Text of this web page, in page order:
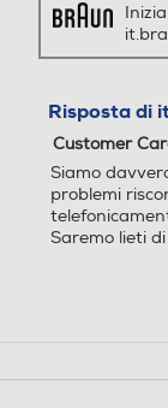
Risposta di
Customer
Siamo
problemi
Saremo lieti